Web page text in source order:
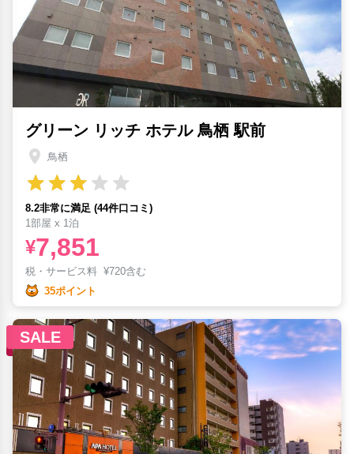
グリーン リッチ ホテル 鳥栖 駅前
鳥栖
8.2非常に満足 (44件口コミ)
1部屋 x 1泊
¥7,851
税・サービス料 ¥720含む
35ポイント
SALE